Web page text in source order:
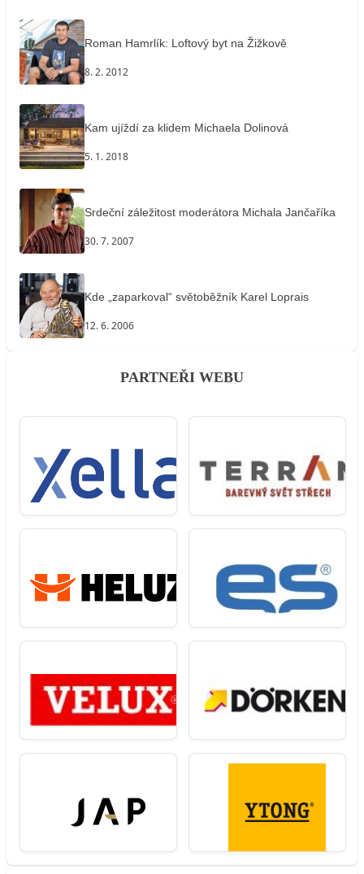
Roman Hamrlík: Loftový byt na Žižkově
8. 2. 2012
Kam ujíždí za klidem Michaela Dolinová
5. 1. 2018
Srdeční záležitost moderátora Michala Jančaříka
30. 7. 2007
Kde „zaparkoval“ světoběžník Karel Loprais
12. 6. 2006
PARTNEŘI WEBU